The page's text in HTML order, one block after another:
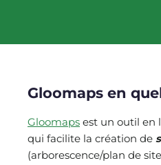
Gloomaps en
Gloomaps est un outil en
qui facilite la création de
(arborescence/plan de